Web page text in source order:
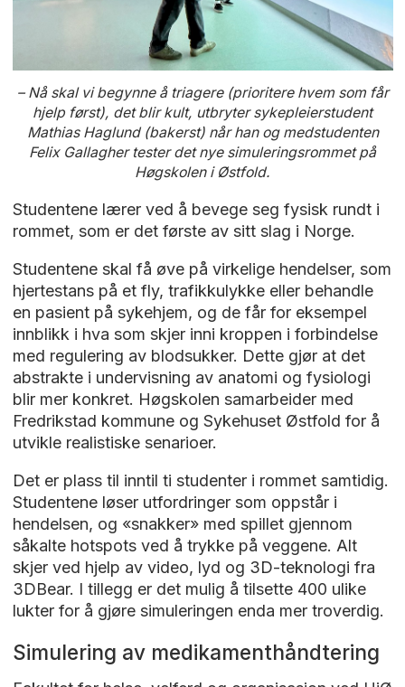
– Nå skal vi begynne å triagere (prioritere hvem som får
hjelp først), det blir kult, utbryter sykepleierstudent
Mathias Haglund (bakerst) når han og medstudenten
Felix Gallagher tester det nye simuleringsrommet på
Høgskolen i Østfold.
Studentene lærer ved å bevege seg fysisk rundt i
rommet, som er det første av sitt slag i Norge.
Studentene skal få øve på virkelige hendelser, som
hjertestans på et fly, trafikkulykke eller behandle
en pasient på sykehjem, og de får for eksempel
innblikk i hva som skjer inni kroppen i forbindelse
med regulering av blodsukker. Dette gjør at det
abstrakte i undervisning av anatomi og fysiologi
blir mer konkret. Høgskolen samarbeider med
Fredrikstad kommune og Sykehuset Østfold for å
utvikle realistiske senarioer.
Det er plass til inntil ti studenter i rommet samtidig.
Studentene løser utfordringer som oppstår i
hendelsen, og «snakker» med spillet gjennom
såkalte hotspots ved å trykke på veggene. Alt
skjer ved hjelp av video, lyd og 3D-teknologi fra
3DBear. I tillegg er det mulig å tilsette 400 ulike
lukter for å gjøre simuleringen enda mer troverdig.
Simulering av medikamenthåndtering